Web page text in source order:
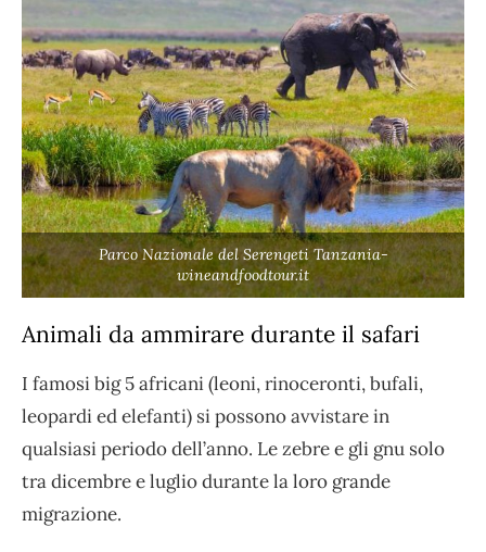
Parco Nazionale del Serengeti Tanzania-
wineandfoodtour.it
Animali da ammirare durante il safari
I famosi big 5 africani (leoni, rinoceronti, bufali,
leopardi ed elefanti) si possono avvistare in
qualsiasi periodo dell’anno. Le zebre e gli gnu solo
tra dicembre e luglio durante la loro grande
migrazione.